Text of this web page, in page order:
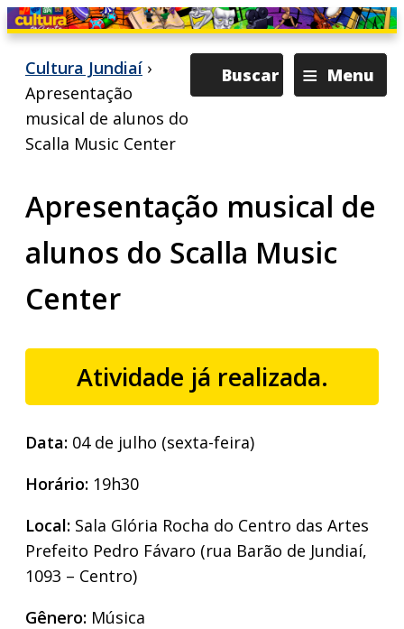
≡ Menu
Buscar
Cultura Jundiaí ›
Apresentação
musical de alunos do
Scalla Music Center
Apresentação musical de
alunos do Scalla Music
Center
Atividade já realizada.
Data: 04 de julho (sexta-feira)
Horário: 19h30
Local: Sala Glória Rocha do Centro das Artes
Prefeito Pedro Fávaro (rua Barão de Jundiaí,
1093 – Centro)
Gênero: Música